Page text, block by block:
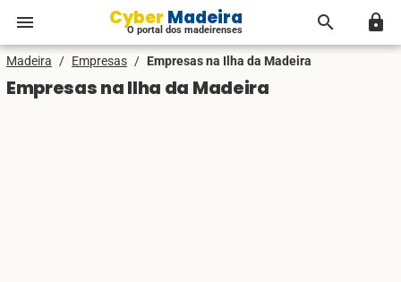
menu Cyber Madeira
O portal dos madeirenses search lock
Madeira / Empresas / Empresas na Ilha da Madeira
Empresas na Ilha da Madeira